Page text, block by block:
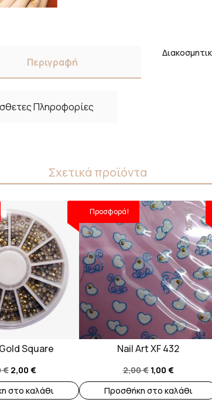
Περιγραφή
Πληροφορίες
Σχετικά προϊόντα
Square
€ Original
price
was:
2,00 €Η
τρέχουσα
τιμή
στο καλάθι
Προσφορά!
Nail Art XF 432
2,00€ Original
price
was:
1,00 €Η
τιμή
Προσθήκη στο καλάθι